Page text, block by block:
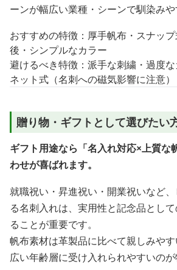
ーンが幅広い業種・シーンで馴染みや
おすすめの特徴：厚手帆布・スナッ
後・シンプルなカラー
避けるべき特徴：派手な刺繍・過度
ネット式（名刺への磁気影響に注意）
贈り物・ギフトとして選びたい
ギフト用途なら「名入れ対応×上質な
わせが喜ばれます。
就職祝い・昇進祝い・開業祝いなど
る名刺入れは、実用性と記念品とし
ることが重要です。
帆布素材は革製品に比べて親しみや
広い年齢層に受け入れられやすいのが